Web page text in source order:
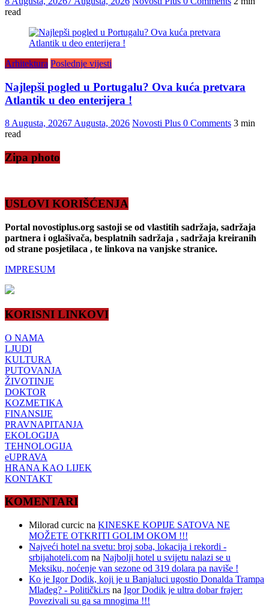
read
Arhitektura Poslednje vijesti
Najlepši pogled u Portugalu? Ova kuća pretvara
Atlantik u deo enterijera !
8 Augusta, 20267 Augusta, 2026 Novosti Plus 0 Comments 3 min
read
Zipa photo
USLOVI KORIŠĆENJA
Portal novostiplus.org sastoji se od vlastitih sadržaja, sadržaja
partnera i oglašivača, besplatnih sadržaja , sadržaja kreiranih
od strane posjetilaca , te linkova na vanjske stranice.
IMPRESUM
KORISNI LINKOVI
O NAMA
LJUDI
KULTURA
PUTOVANJA
ŽIVOTINJE
DOKTOR
KOZMETIKA
FINANSIJE
PRAVNAPITANJA
EKOLOGIJA
TEHNOLOGIJA
eUPRAVA
HRANA KAO LIJEK
KONTAKT
KOMENTARI
Milorad curcic na KINESKE KOPIJE SATOVA NE
MOŽETE OTKRITI GOLIM OKOM !!!
Najveći hotel na svetu: broj soba, lokacija i rekordi -
srbijahoteli.com na Najbolji hotel u svijetu nalazi se u
Meksiku, noćenje van sezone od 319 dolara pa naviše !
Ko je Igor Dodik, koji je u Banjaluci ugostio Donalda Trampa
Mlađeg? - Politički.rs na Igor Dodik je ultra dobar frajer:
Povezivali su ga sa mnogima !!!